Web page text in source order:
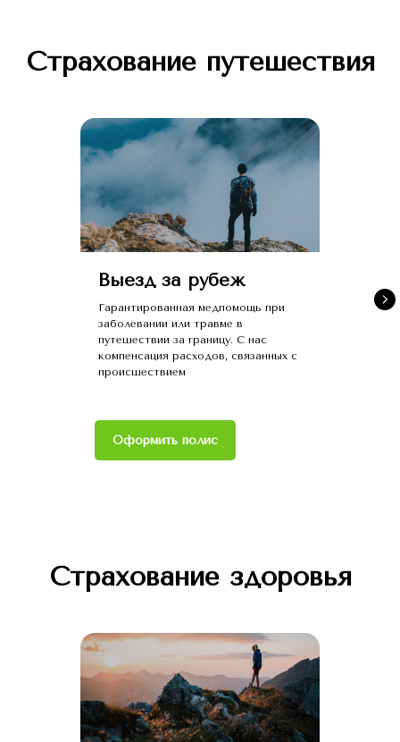
Страхование путешествия
Выезд за рубеж
Гарантированная медпомощь при
заболевании или травме в
путешествии за границу. С нас
компенсация расходов, связанных с
происшествием
Оформить полис
Страхование здоровья